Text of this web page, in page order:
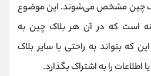
چین مشخص می‌شوند. این موضوع
است که در آن هر بلاک چین به
که بتواند به راحتی با سایر بلاک
را به اشتراک بگذارد.